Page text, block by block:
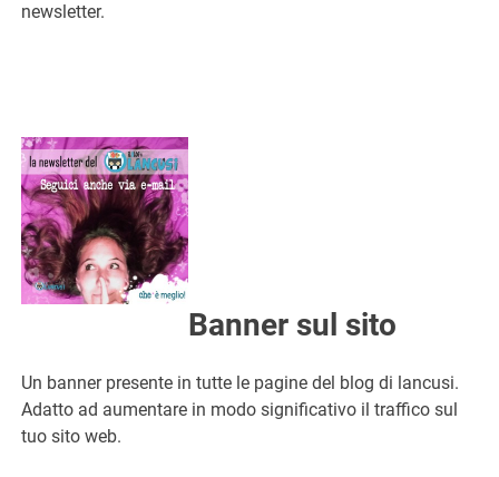
newsletter.
Banner sul sito
Un banner presente in tutte le pagine del blog di lancusi.
Adatto ad aumentare in modo significativo il traffico sul
tuo sito web.